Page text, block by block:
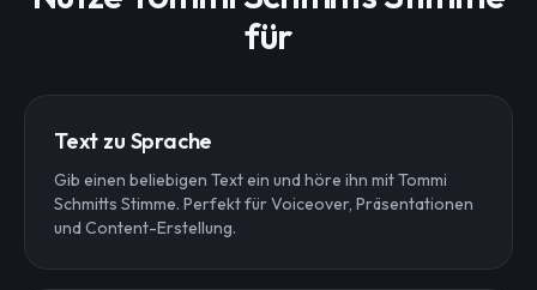
für
Text zu Sprache
Gib einen beliebigen Text ein und höre ihn mit Tommi
Schmitts Stimme. Perfekt für Voiceover, Präsentationen
und Content-Erstellung.